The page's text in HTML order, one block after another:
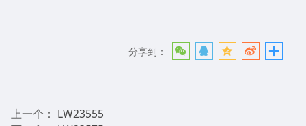
分享到：
上一个： LW23555